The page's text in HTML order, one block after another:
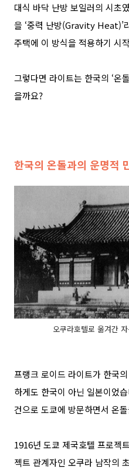
대식 바닥 난방 보일러의 시초
을 ‘중력 난방(Gravity Heat)’
주택에 이 방식을 적용하기 시
그렇다면 라이트는 한국의 ‘온돌
을까요?
한국의 온돌과의 운명적
오쿠라호텔로 옮겨간
프랭크 로이드 라이트가 한국
하게도 한국이 아닌 일본이었
건으로 도쿄에 방문하면서 온
1916년 도쿄 제국호텔 프로젝
젝트 관계자인 오쿠라 남작의